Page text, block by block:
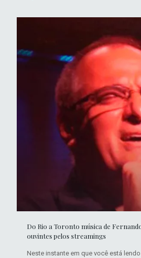
Do Rio a Toronto música de
ouvintes pelos streamings
Neste instante em que você está